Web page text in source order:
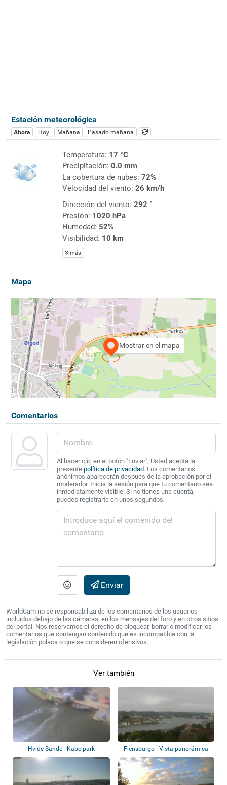
Estación meteorológica
Ahora Hoy Mañana Pasado mañana
Temperatura: 17 °C
Precipitación: 0.0 mm
La cobertura de nubes: 72%
Velocidad del viento: 26 km/h
Dirección del viento: 292 °
Presión: 1020 hPa
Humedad: 52%
Visibilidad: 10 km
más
Mapa
Mostrar en el mapa
Comentarios
Al hacer clic en el botón "Enviar", Usted acepta la
presente política de privacidad. Los comentarios
anónimos aparecerán después de la aprobación por el
moderador. Inicia la sesión para que tu comentario sea
inmediatamente visible. Si no tienes una cuenta,
puedes registrarte en unos segundos.
Enviar
WorldCam no se responsabiliza de los comentarios de los usuarios
incluidos debajo de las cámaras, en los mensajes del foro y en otros sitios
del portal. Nos reservamos el derecho de bloquear, borrar o modificar los
comentarios que contengan contenido que es incompatible con la
legislación polaca o que se consideren ofensivos.
Ver también
Hvide Sande - Kabelpark Flensburgo - Vista panorámica